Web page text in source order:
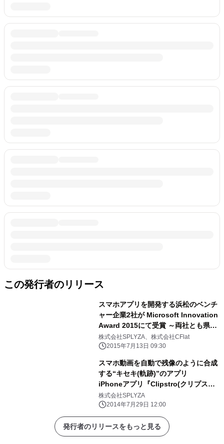
この発行者のリリース
スマホアプリを開発する浜松のベンチ
ャー企業2社が Microsoft Innovation
Award 2015にて受賞 ～両社とも県外
の出身者が起業したスタートアップ企
業～
株式会社SPLYZA、株式会社CFlat
2015年7月13日 09:30
スマホ動画を自動で残像のように合成
する“キセキ(軌跡)”のアプリ
iPhoneアプリ『Clipstro(クリプスト
ロ)』をリリース
株式会社SPLYZA
2014年7月29日 12:00
発行者のリリースをもっと見る